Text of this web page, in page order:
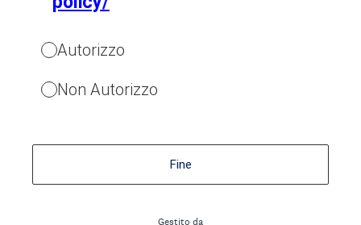
Autorizzo
Non Autorizzo
Fine
Gestito da